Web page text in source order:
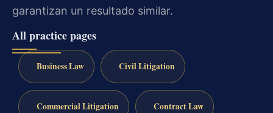
garantizan un resultado similar.
All practice pages
Business Law Civil Litigation
Commercial Litigation Contract Law